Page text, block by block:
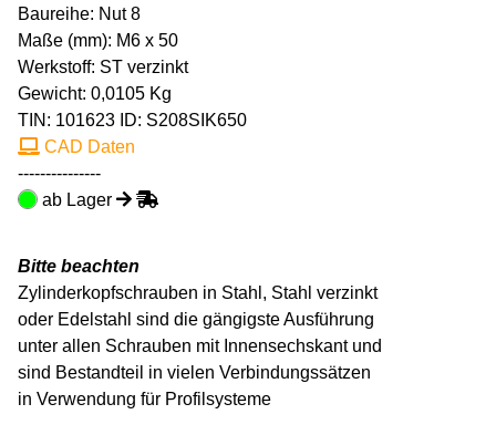
Baureihe: Nut 8
Maße (mm): M6 x 50
Werkstoff: ST verzinkt
Gewicht: 0,0105 Kg
TIN: 101623 ID: S208SIK650
CAD Daten
---------------
ab Lager
Bitte beachten
Zylinderkopfschrauben in Stahl, Stahl verzinkt
oder Edelstahl sind die gängigste Ausführung
unter allen Schrauben mit Innensechskant und
sind Bestandteil in vielen Verbindungssätzen
in Verwendung für Profilsysteme